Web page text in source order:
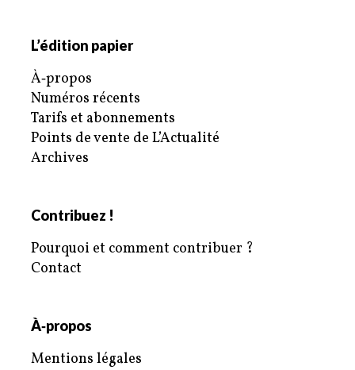
L’édition papier
À‑propos
Numéros récents
Tarifs et abonnements
Points de vente de L’Actualité
Archives
Contribuez !
Pourquoi et comment contribuer ?
Contact
À‑propos
Mentions légales